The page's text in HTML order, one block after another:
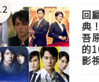
體
2 回
典
吾
的
影